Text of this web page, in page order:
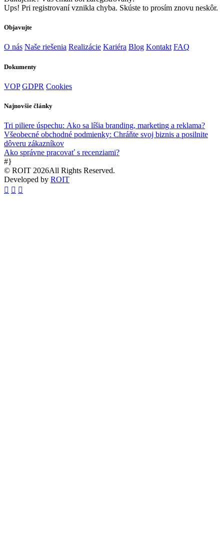
Ups! Pri registrovaní vznikla chyba. Skúste to prosím znovu neskôr.
Objavujte
O nás Naše riešenia Realizácie Kariéra Blog Kontakt FAQ
Dokumenty
VOP GDPR Cookies
Najnovšie články
Tri piliere úspechu: Ako sa líšia branding, marketing a reklama?
Všeobecné obchodné podmienky: Chráňte svoj biznis a posilnite
dôveru zákazníkov
Ako správne pracovať s recenziami?
#}
© ROIT 2026All Rights Reserved.
Developed by ROIT
  